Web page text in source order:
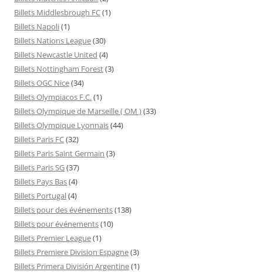
Billets Middlesbrough FC(1)
Billets Napoli(1)
Billets Nations League(30)
Billets Newcastle United (4)
Billets Nottingham Forest(3)
Billets OGC Nice(34)
Billets Olympiacos F.C.(1)
Billets Olympique de Marseille ( OM )(33)
Billets Olympique Lyonnais(44)
Billets Paris FC(32)
Billets Paris Saint Germain (3)
Billets Paris SG(37)
Billets Pays Bas(4)
Billets Portugal(4)
Billets pour des événements(138)
Billets pour événements(10)
Billets Premier League(1)
Billets Premiere Division Espagne(3)
Billets Primera División Argentine(1)